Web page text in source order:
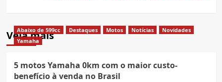
Veja mais
Abaixo de 599cc Destaques Motos Notícias
Novidades
Yamaha
5 motos Yamaha 0km com o maior custo-
benefício à venda no Brasil